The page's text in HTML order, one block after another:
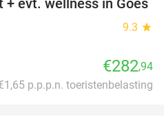
9.3 star
€282,94
p.p.p.n. toeristenbelasting